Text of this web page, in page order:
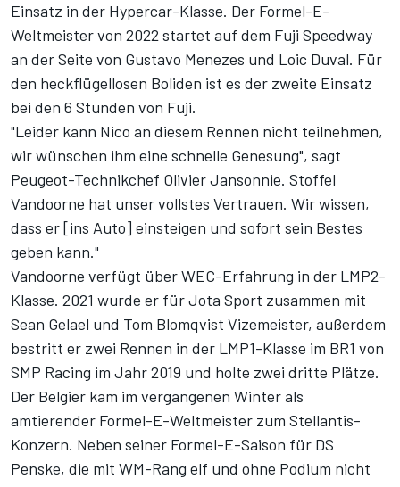
Einsatz in der Hypercar-Klasse. Der Formel-E-
Weltmeister von 2022 startet auf dem Fuji Speedway
an der Seite von Gustavo Menezes und Loic Duval. Für
den heckflügellosen Boliden ist es der zweite Einsatz
bei den 6 Stunden von Fuji.
"Leider kann Nico an diesem Rennen nicht teilnehmen,
wir wünschen ihm eine schnelle Genesung", sagt
Peugeot-Technikchef Olivier Jansonnie. Stoffel
Vandoorne hat unser vollstes Vertrauen. Wir wissen,
dass er [ins Auto] einsteigen und sofort sein Bestes
geben kann."
Vandoorne verfügt über WEC-Erfahrung in der LMP2-
Klasse. 2021 wurde er für Jota Sport zusammen mit
Sean Gelael und Tom Blomqvist Vizemeister, außerdem
bestritt er zwei Rennen in der LMP1-Klasse im BR1 von
SMP Racing im Jahr 2019 und holte zwei dritte Plätze.
Der Belgier kam im vergangenen Winter als
amtierender Formel-E-Weltmeister zum Stellantis-
Konzern. Neben seiner Formel-E-Saison für DS
Penske, die mit WM-Rang elf und ohne Podium nicht